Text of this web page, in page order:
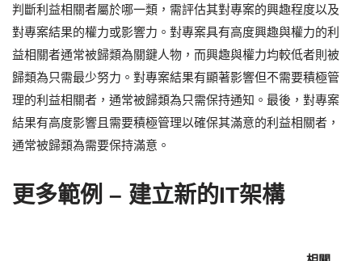
判斷利益相關者屬於哪一類，需評估其對專案的興趣程度以及
對專案結果的權力或影響力。對專案具有高度興趣與權力的利
益相關者通常被歸類為關鍵人物，而興趣與權力均較低者則被
歸類為只需最少努力。對專案結果有顯著影響但不需要積極管
理的利益相關者，通常被歸類為只需保持通知。最後，對專案
結果有高度影響且需要積極管理以確保其滿意的利益相關者，
通常被歸類為需要保持滿意。
更多範例 – 建立新的IT架構